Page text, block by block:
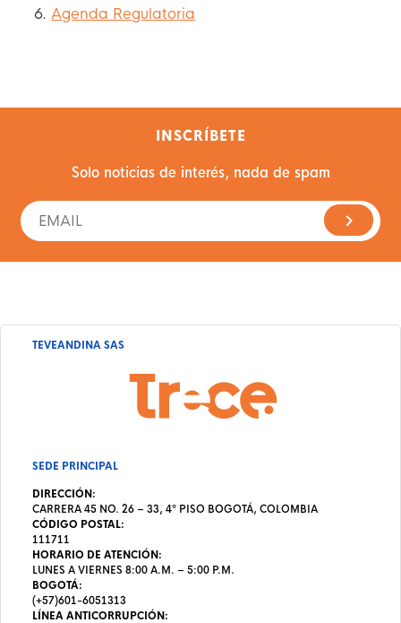
Agenda Regulatoria
INSCRÍBETE
Solo noticias de interés, nada de spam
TEVEANDINA SAS
SEDE PRINCIPAL
DIRECCIÓN:
CARRERA 45 NO. 26 – 33, 4º PISO BOGOTÁ, COLOMBIA
CÓDIGO POSTAL:
111711
HORARIO DE ATENCIÓN:
LUNES A VIERNES 8:00 A.M. – 5:00 P.M.
BOGOTÁ:
(+57)601-6051313
LÍNEA ANTICORRUPCIÓN: